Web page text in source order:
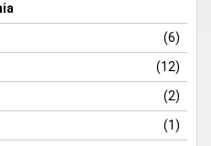
(6)
(12)
(2)
(1)